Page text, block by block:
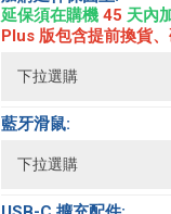
延保須在購機 45 天內
Plus 版包含提前換貨
藍牙滑鼠: